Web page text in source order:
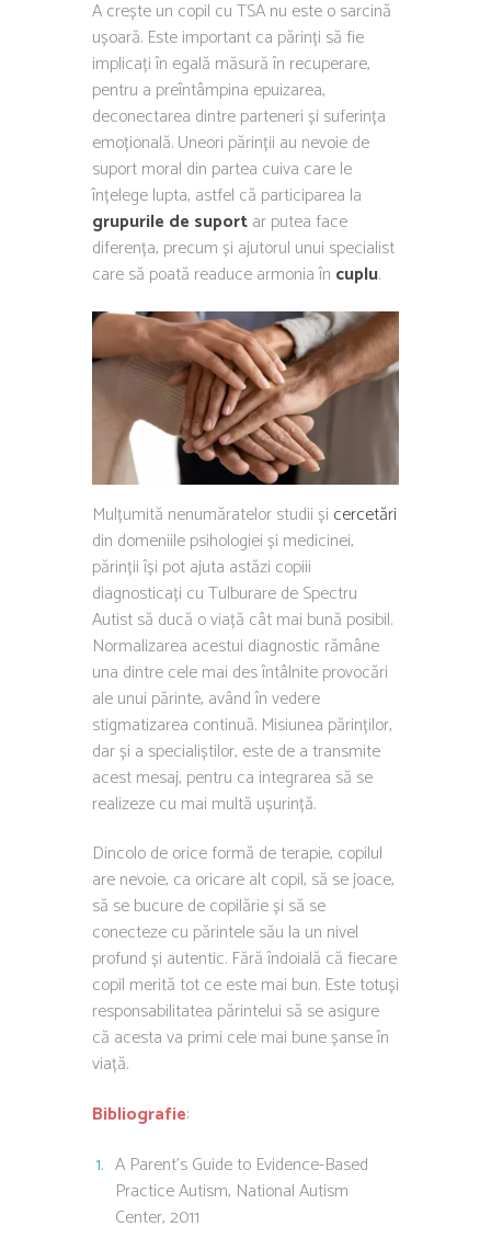
A crește un copil cu TSA nu este o sarcină
ușoară. Este important ca părinți să fie
implicați în egală măsură în recuperare,
pentru a preîntâmpina epuizarea,
deconectarea dintre parteneri și suferința
emoțională. Uneori părinții au nevoie de
suport moral din partea cuiva care le
înțelege lupta, astfel că participarea la
grupurile de suportar putea face
diferența, precum și ajutorul unui specialist
care să poată readuce armonia în cuplu.
Mulțumită nenumăratelor studii și cercetări
din domeniile psihologiei și medicinei,
părinții își pot ajuta astăzi copiii
diagnosticați cu Tulburare de Spectru
Autist să ducă o viață cât mai bună posibil.
Normalizarea acestui diagnostic rămâne
una dintre cele mai des întâlnite provocări
ale unui părinte, având în vedere
stigmatizarea continuă. Misiunea părinților,
dar și a specialiștilor, este de a transmite
acest mesaj, pentru ca integrarea să se
realizeze cu mai multă ușurință.
Dincolo de orice formă de terapie, copilul
are nevoie, ca oricare alt copil, să se joace,
să se bucure de copilărie și să se
conecteze cu părintele său la un nivel
profund și autentic. Fără îndoială că fiecare
copil merită tot ce este mai bun. Este totuși
responsabilitatea părintelui să se asigure
că acesta va primi cele mai bune șanse în
viață.
Bibliografie:
A Parent’s Guide to Evidence-Based
Practice Autism, National Autism
Center, 2011